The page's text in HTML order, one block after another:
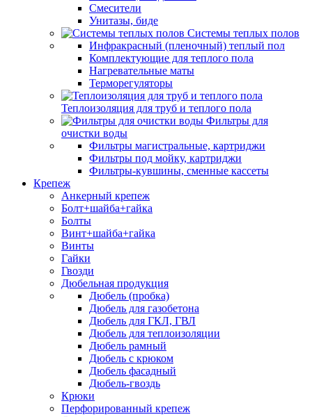
Смесители
Унитазы, биде
Системы теплых полов
Инфракрасный (пленочный) теплый пол
Комплектующие для теплого пола
Нагревательные маты
Терморегуляторы
Теплоизоляция для труб и теплого пола
Фильтры для
очистки воды
Фильтры магистральные, картриджи
Фильтры под мойку, картриджи
Фильтры-кувшины, сменные кассеты
Крепеж
Анкерный крепеж
Болт+шайба+гайка
Болты
Винт+шайба+гайка
Винты
Гайки
Гвозди
Дюбельная продукция
Дюбель (пробка)
Дюбель для газобетона
Дюбель для ГКЛ, ГВЛ
Дюбель для теплоизоляции
Дюбель рамный
Дюбель с крюком
Дюбель фасадный
Дюбель-гвоздь
Крюки
Перфорированный крепеж